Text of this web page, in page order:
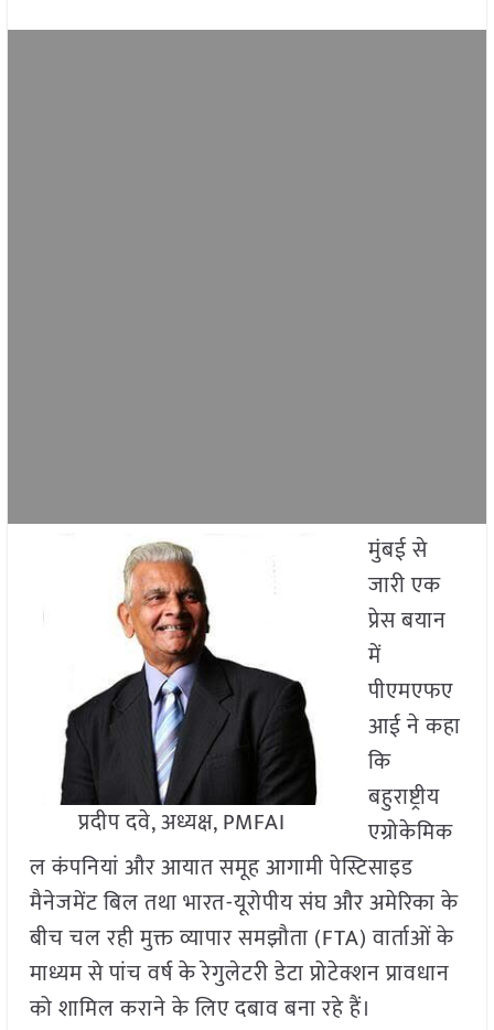
प्रदीप दवे, अध्यक्ष, PMFAI
मुंबई से
जारी एक
प्रेस बयान
में
पीएमएफए
आई ने कहा
कि
बहुराष्ट्रीय
एग्रोकेमिक
ल कंपनियां और आयात समूह आगामी पेस्टिसाइड
मैनेजमेंट बिल तथा भारत-यूरोपीय संघ और अमेरिका के
बीच चल रही मुक्त व्यापार समझौता (FTA) वार्ताओं के
माध्यम से पांच वर्ष के रेगुलेटरी डेटा प्रोटेक्शन प्रावधान
को शामिल कराने के लिए दबाव बना रहे हैं।